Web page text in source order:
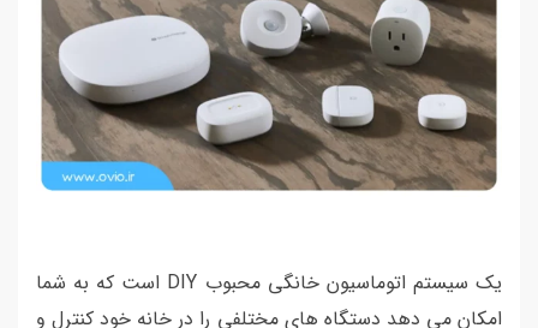
یک سیستم اتوماسیون خانگی محبوب DIY است که به شما
امکان می دهد دستگاه های مختلفی را در خانه خود کنترل و